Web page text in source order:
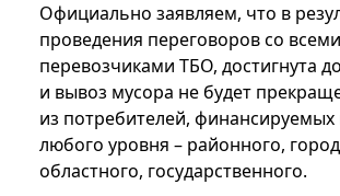
Официально заявляем, что в
проведения переговоров со всеми
перевозчиками ТБО, достигнута
и вывоз мусора не будет
из потребителей,
любого уровня – районного,
областного, государственного.